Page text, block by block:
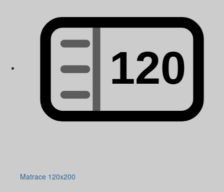
Matrace 120x200